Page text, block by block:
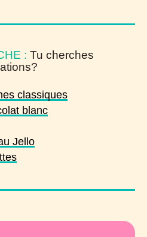
: Tu cherches
classiques
blanc
Jello